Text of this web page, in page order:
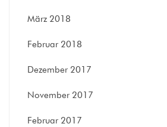
März 2018
Februar 2018
Dezember 2017
November 2017
Februar 2017